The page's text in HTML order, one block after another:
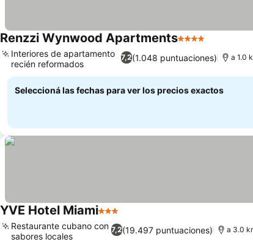
Renzzi Wynwood Apartments4 Estrellas
7,2(1.048 puntuaciones)
Interiores de apartamento
recién reformados
a 1.0
Seleccioná las fechas para ver los precios exactos
YVE Hotel Miami3 Estrellas
7,2(19.497 puntuaciones)
Restaurante cubano con
sabores locales
a 3.0